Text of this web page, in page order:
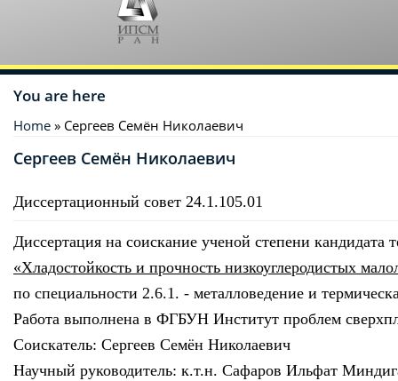
You are here
Home » Сергеев Семён Николаевич
Сергеев Семён Николаевич
Диссертационный совет 24.1.105.01
Диссертация на соискание ученой степени кандидата
«Хладостойкость и прочность низкоуглеродистых
по специальности 2.6.1. - металловедение и
Работа выполнена в ФГБУН Институт проблем
Соискатель: Сергеев Семён Николаевич
Научный руководитель: к.т.н. Сафаров Ильфат